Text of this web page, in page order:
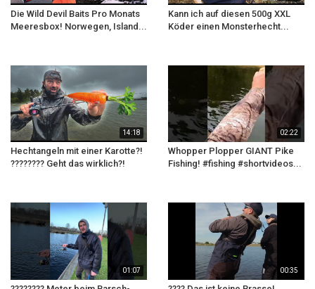
Die Wild Devil Baits Pro Monats
Meeresbox! Norwegen, Island...
Kann ich auf diesen 500g XXL
Köder einen Monsterhecht...
14:18
Hechtangeln mit einer Karotte?!
???????? Geht das wirklich?!
02:22
Whopper Plopper GIANT Pike
Fishing! #fishing #shortvideos...
01:07 00:35